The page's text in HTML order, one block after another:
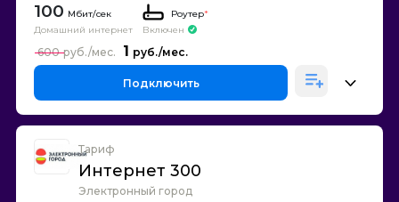
100
Домашний интернет
Роутер*
Включен
1
600
Подключить
Тариф
Интернет 300
Электронный город